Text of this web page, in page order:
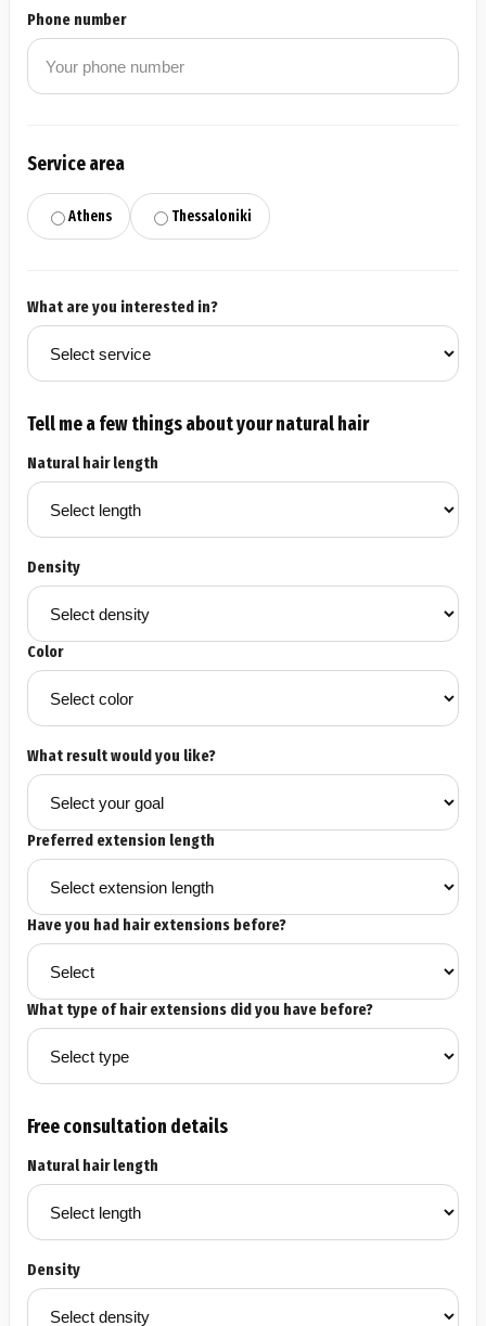
Phone number
Service area
Athens Thessaloniki
What are you interested in?
Tell me a few things about your natural hair
Natural hair length
Density
Color
What result would you like?
Preferred extension length
Have you had hair extensions before?
What type of hair extensions did you have before?
Free consultation details
Natural hair length
Density